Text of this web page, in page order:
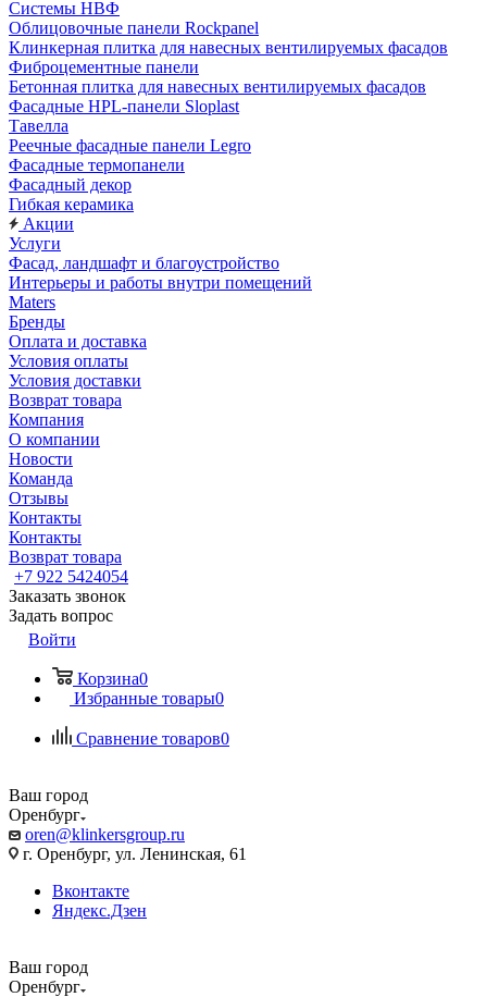
Системы НВФ
Облицовочные панели Rockpanel
Клинкерная плитка для навесных вентилируемых фасадов
Фиброцементные панели
Бетонная плитка для навесных вентилируемых фасадов
Фасадные HPL-панели Sloplast
Тавелла
Реечные фасадные панели Legro
Фасадные термопанели
Фасадный декор
Гибкая керамика
Акции
Услуги
Фасад, ландшафт и благоустройство
Интерьеры и работы внутри помещений
Maters
Бренды
Оплата и доставка
Условия оплаты
Условия доставки
Возврат товара
Компания
О компании
Новости
Команда
Отзывы
Контакты
Контакты
Возврат товара
+7 922 5424054
Заказать звонок
Задать вопрос
Войти
Корзина0
Избранные товары0
Сравнение товаров0
Ваш город
Оренбург
oren@klinkersgroup.ru
г. Оренбург, ул. Ленинская, 61
Вконтакте
Яндекс.Дзен
Ваш город
Оренбург